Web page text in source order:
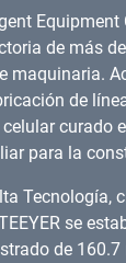
Equipment
de más
maquinaria.
de
curado
para la
Tecnología,
se
de